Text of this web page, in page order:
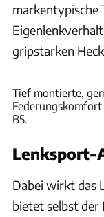
markentypische
gripstarken
Tief montierte,
Federungskomfort
B5.
Lenksport-
Dabei wirkt das
bietet selbst der